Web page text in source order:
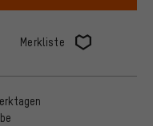
Merkliste